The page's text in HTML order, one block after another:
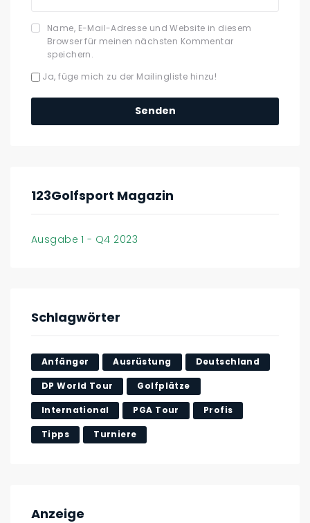
Name, E-Mail-Adresse und Website in diesem
Browser für meinen nächsten Kommentar
speichern.
Ja, füge mich zu der Mailingliste hinzu!
123Golfsport Magazin
Ausgabe 1 - Q4 2023
Schlagwörter
Anfänger Ausrüstung Deutschland
DP World Tour Golfplätze
International PGA Tour Profis
Tipps Turniere
Anzeige